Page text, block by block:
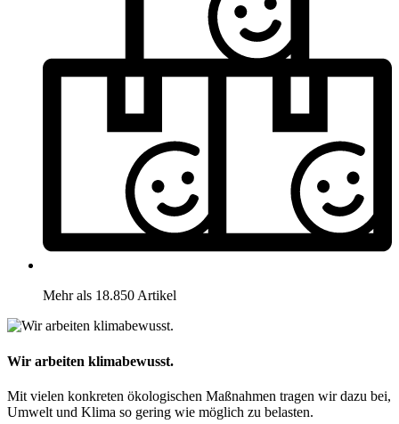
Mehr als 18.850 Artikel
Wir arbeiten klimabewusst.
Mit vielen konkreten ökologischen Maßnahmen tragen wir dazu bei,
Umwelt und Klima so gering wie möglich zu belasten.